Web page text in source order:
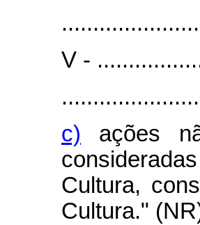
V -
c) ações
Cultura,
Cultura."